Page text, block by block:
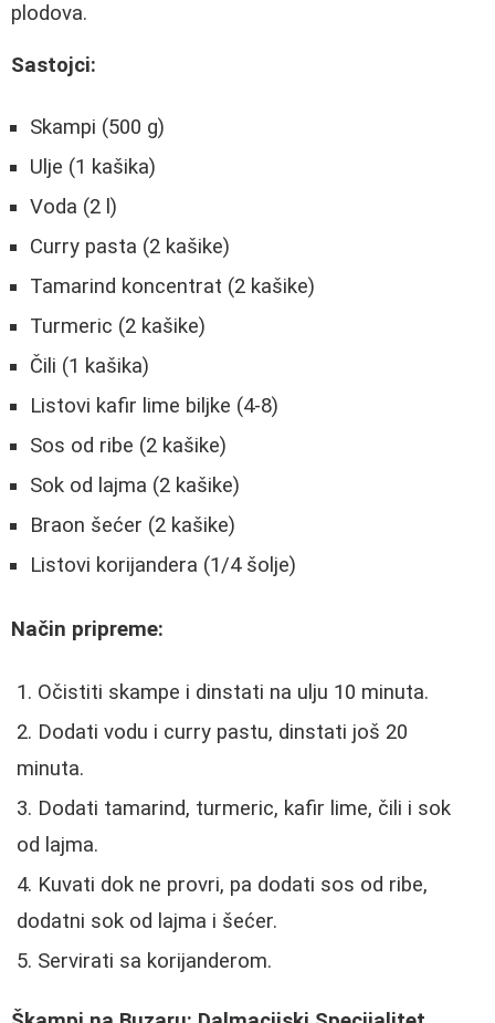
plodova.
Sastojci:
Skampi (500 g)
Ulje (1 kašika)
Voda (2 l)
Curry pasta (2 kašike)
Tamarind koncentrat (2 kašike)
Turmeric (2 kašike)
Čili (1 kašika)
Listovi kafir lime biljke (4-8)
Sos od ribe (2 kašike)
Sok od lajma (2 kašike)
Braon šećer (2 kašike)
Listovi korijandera (1/4 šolje)
Način pripreme:
Očistiti skampe i dinstati na ulju 10 minuta.
Dodati vodu i curry pastu, dinstati još 20
minuta.
Dodati tamarind, turmeric, kafir lime, čili i sok
od lajma.
Kuvati dok ne provri, pa dodati sos od ribe,
dodatni sok od lajma i šećer.
Servirati sa korijanderom.